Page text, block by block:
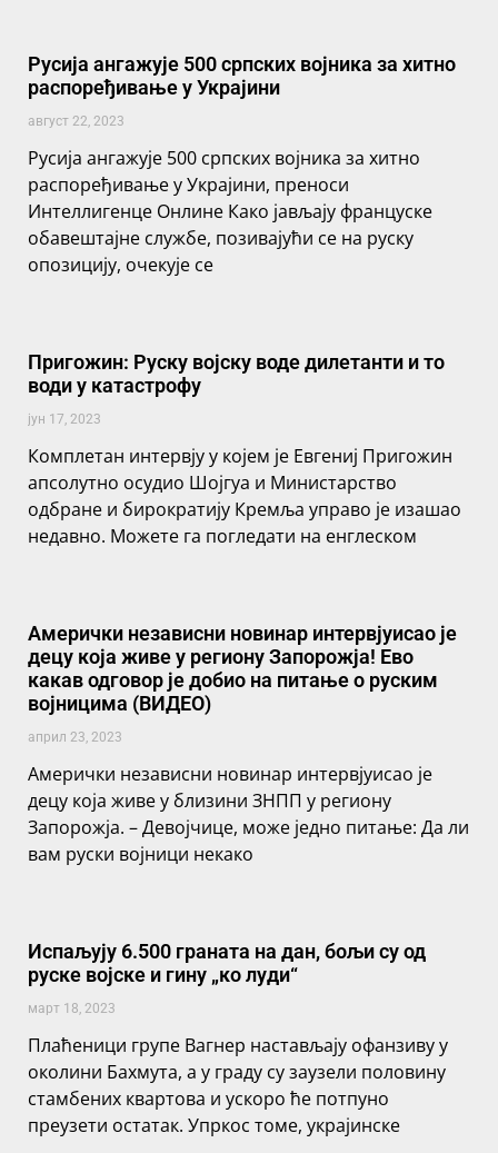
Русија ангажује 500 српских војника за хитно
распоређивање у Украјини
август 22, 2023
Русија ангажује 500 српских војника за хитно
распоређивање у Украјини, преноси
Интеллигенце Онлине Како јављају француске
обавештајне службе, позивајући се на руску
опозицију, очекује се
Пригожин: Руску војску воде дилетанти и то
води у катастрофу
јун 17, 2023
Комплетан интервју у којем је Евгениј Пригожин
апсолутно осудио Шојгуа и Министарство
одбране и бирократију Кремља управо је изашао
недавно. Можете га погледати на енглеском
Амерички независни новинар интервјуисао је
децу која живе у региону Запорожја! Ево
какав одговор је добио на питање о руским
војницима (ВИДЕО)
април 23, 2023
Амерички независни новинар интервјуисао је
децу која живе у близини ЗНПП у региону
Запорожја. – Девојчице, може једно питање: Да ли
вам руски војници некако
Испаљују 6.500 граната на дан, бољи су од
руске војске и гину „ко луди“
март 18, 2023
Плаћеници групе Вагнер настављају офанзиву у
околини Бахмута, а у граду су заузели половину
стамбених квартова и ускоро ће потпуно
преузети остатак. Упркос томе, украјинске